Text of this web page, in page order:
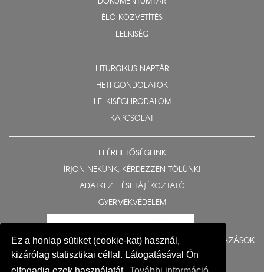
Ez a honlap sütiket (cookie-kat) használ,
kizárólag statisztikai céllal. Látogatásával Ön
ÉLŐ KÖZVETÍTÉS
LELKISÉG
LITURGIKUS NAPTÁR
HETI GONDOLATOK
LELKISÉGI IRODALOM
KAPCSOLAT
ELÉRHETŐSÉGEINK
ÍRJON NEKÜNK, KÉRDEZZEN TŐLÜNK!
ADATKEZELÉSI TÁJÉKOZTATÓ
GYERMEKVÉDELEM
BERUHÁZÁSOK